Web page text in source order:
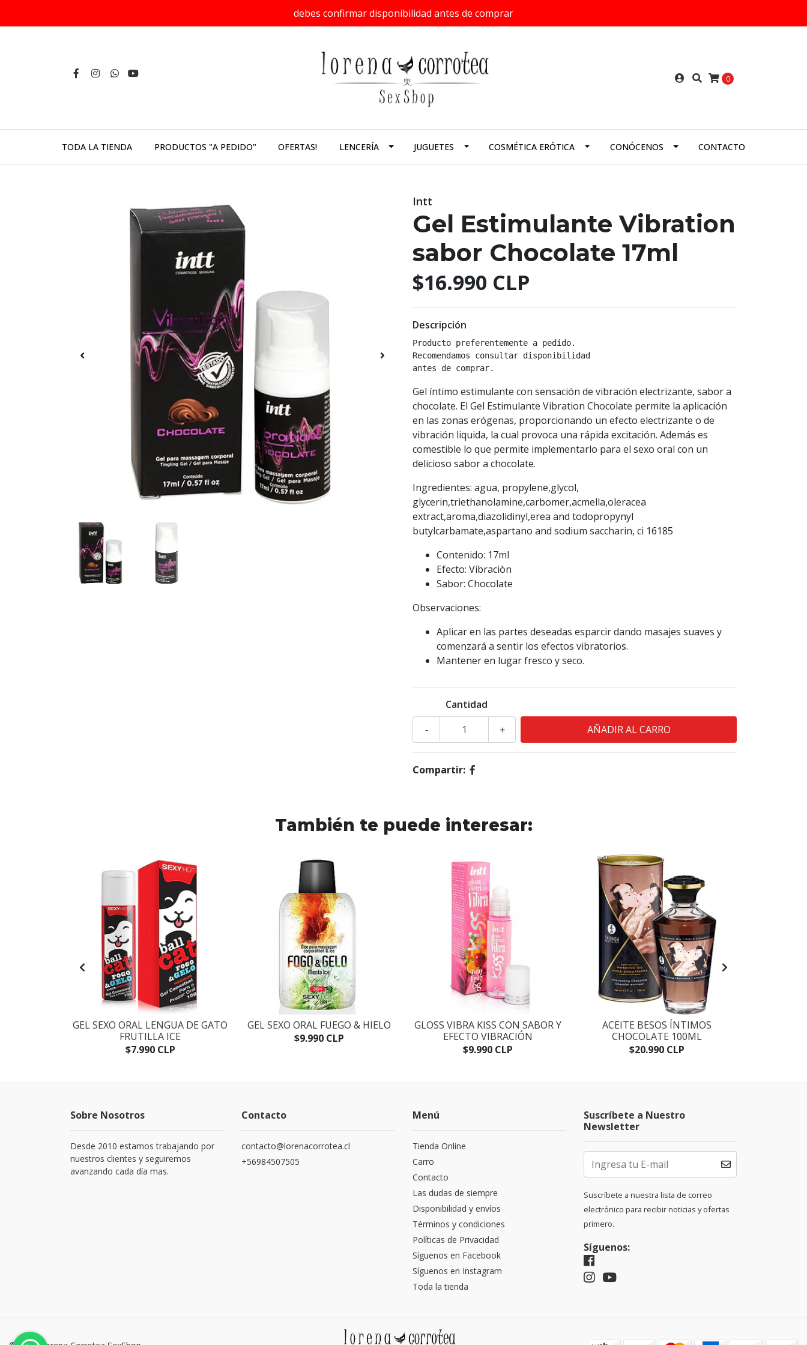
debes confirmar disponibilidad antes de comprar
0
TODA LA TIENDA PRODUCTOS "A PEDIDO" OFERTAS! LENCERÍA JUGUETES COSMÉTICA ERÓTICA CONÓCENOS CONTACTO
Intt
Gel Estimulante Vibration
sabor Chocolate 17ml
$16.990 CLP
Descripción
Producto preferentemente a pedido.
Recomendamos consultar disponibilidad
antes de comprar.
Gel íntimo estimulante con sensación de vibración electrizante, sabor a
chocolate. El Gel Estimulante Vibration Chocolate permite la aplicación
en las zonas erógenas, proporcionando un efecto electrizante o de
vibración liquida, la cual provoca una rápida excitación. Además es
comestible lo que permite implementarlo para el sexo oral con un
delicioso sabor a chocolate.
Ingredientes: agua, propylene,glycol,
glycerin,triethanolamine,carbomer,acmella,oleracea
extract,aroma,diazolidinyl,erea and todopropynyl
butylcarbamate,aspartano and sodium saccharin, ci 16185
Contenido: 17ml
Efecto: Vibraciòn
Sabor: Chocolate
Observaciones:
Aplicar en las partes deseadas esparcir dando masajes suaves y
comenzará a sentir los efectos vibratorios.
Mantener en lugar fresco y seco.
Cantidad
+
-
Compartir:
También te puede interesar:
GEL SEXO ORAL LENGUA DE GATO
FRUTILLA ICE
$7.990 CLP
GEL SEXO ORAL FUEGO & HIELO
$9.990 CLP
GLOSS VIBRA KISS CON SABOR Y
EFECTO VIBRACIÓN
$9.990 CLP
ACEITE BESOS ÍNTIMOS
CHOCOLATE 100ML
$20.990 CLP
Sobre Nosotros
Desde 2010 estamos trabajando por
nuestros clientes y seguiremos
avanzando cada día mas.
Contacto
contacto@lorenacorrotea.cl
+56984507505
Menú
Tienda Online
Carro
Contacto
Las dudas de siempre
Disponibilidad y envíos
Términos y condiciones
Políticas de Privacidad
Síguenos en Facebook
Síguenos en Instagram
Toda la tienda
Suscríbete a Nuestro
Newsletter
Suscríbete a nuestra lista de correo
electrónico para recibir noticias y ofertas
primero.
Síguenos: